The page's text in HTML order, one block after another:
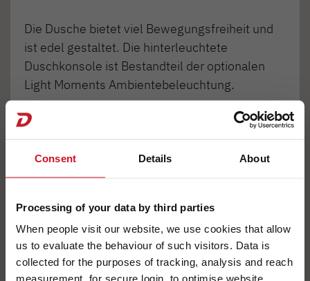
Consent Details About
Processing of your data by third parties
When people visit our website, we use cookies that allow
us to evaluate the behaviour of such visitors. Data is
collected for the purposes of tracking, analysis and reach
measurement, for secure login, to optimise website
Die Dusche bietet viel Bewegungsfreiheit und
ist edel gestaltet. Die hinterleuchtete
Duschkonsole ist Bestandteil der optionalen
Light Moments Ambientebeleuchtung.
1